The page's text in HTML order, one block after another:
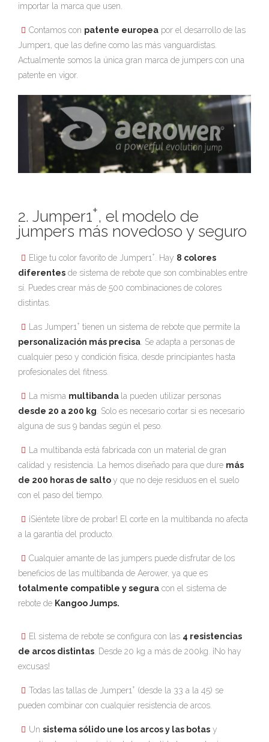
importar la marca que usen.
Contamos con patente europea por el desarrollo de las
Jumper1, que las define como las más vanguardistas.
Actualmente somos la única gran marca de jumpers con una
patente en vigor.
2. Jumper1+, el modelo de
jumpers más novedoso y seguro
Elige tu color favorito de Jumper1 + . Hay 8 colores
diferentes de sistema de rebote que son combinables entre
sí. Puedes crear más de 500 combinaciones de colores
distintas.
Las Jumper1 + tienen un sistema de rebote que permite la
personalización más precisa . Se adapta a personas de
cualquier peso y condición física, desde principiantes hasta
profesionales del fitness.
La misma multibanda la pueden utilizar personas
desde 20 a 200 kg . Solo es necesario cortar si es necesario
alguna de sus 9 bandas según el peso.
La multibanda está fabricada con un material de gran
calidad y resistencia. La hemos diseñado para que dure más
de 200 horas de saltoy que no deje residuos en el suelo
con el paso del tiempo.
¡Siéntete libre de probar! El corte en la multibanda no afecta
a la garantía del producto.
Cualquier amante de las jumpers puede disfrutar de los
beneficios de las multibanda de Aerower, ya que es
totalmente compatible y segura con el sistema de
rebote de Kangoo Jumps.
El sistema de rebote se configura con las 4 resistencias
de arcos distintas . Desde 20 kg a más de 200kg. ¡No hay
excusas!
Todas las tallas de Jumper1 + (desde la 33 a la 45) se
pueden combinar con cualquier resistencia de arcos.
Un sistema sólido une los arcos y las botas y